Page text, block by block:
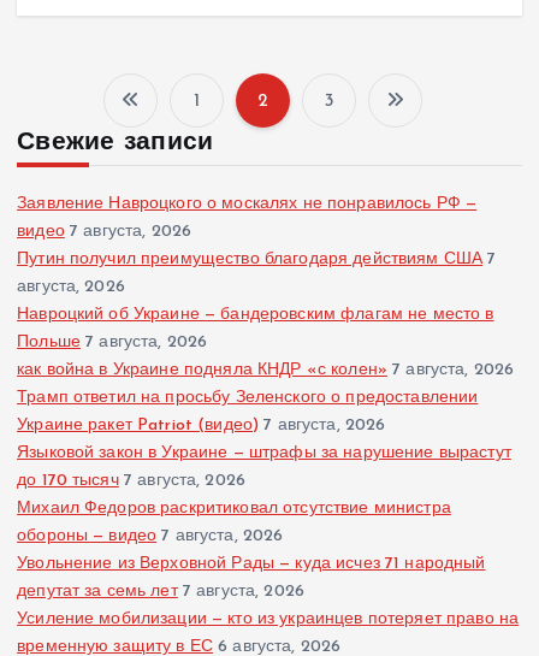
П
а
г
и
н
а
и
я
1 2 3
Свежие записи
Заявление Навроцкого о москалях не понравилось РФ —
видео 7 августа, 2026
Путин получил преимущество благодаря действиям США 7
августа, 2026
Навроцкий об Украине — бандеровским флагам не место в
Польше 7 августа, 2026
как война в Украине подняла КНДР «с колен» 7 августа, 2026
Трамп ответил на просьбу Зеленского о предоставлении
Украине ракет Patriot (видео) 7 августа, 2026
Языковой закон в Украине — штрафы за нарушение вырастут
до 170 тысяч 7 августа, 2026
Михаил Федоров раскритиковал отсутствие министра
обороны — видео 7 августа, 2026
Увольнение из Верховной Рады — куда исчез 71 народный
депутат за семь лет 7 августа, 2026
Усиление мобилизации — кто из украинцев потеряет право на
временную защиту в ЕС 6 августа, 2026